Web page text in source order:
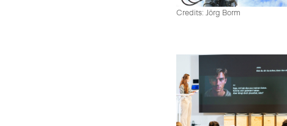
Credits: Jörg Borm